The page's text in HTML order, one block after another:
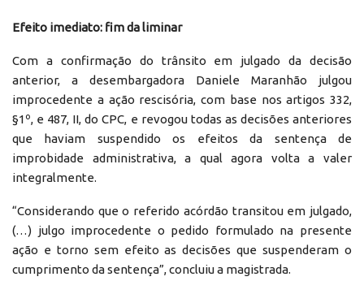
Efeito imediato: fim da liminar
Com a confirmação do trânsito em julgado da decisão
anterior, a desembargadora Daniele Maranhão julgou
improcedente a ação rescisória, com base nos artigos 332,
§1º, e 487, II, do CPC, e revogou todas as decisões anteriores
que haviam suspendido os efeitos da sentença de
improbidade administrativa, a qual agora volta a valer
integralmente.
“Considerando que o referido acórdão transitou em julgado,
(…) julgo improcedente o pedido formulado na presente
ação e torno sem efeito as decisões que suspenderam o
cumprimento da sentença”, concluiu a magistrada.